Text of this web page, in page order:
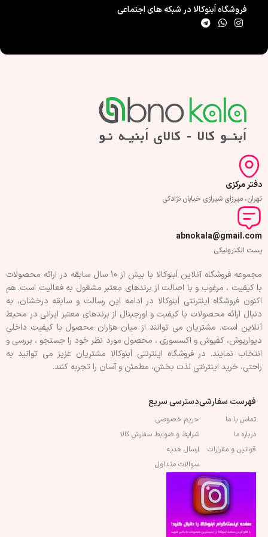
نوع اجرا : پشت چسبدار
نوع اجرا : پشت چسبدارفروشگاه اَبنوکالا در شبکه های اجتماعی
دفتر مرکزی
تهران، میرزای شیرازی خیابان نژادکی
abnokala@gmail.com
پست الکترونیکی
مجموعه فروشگاه آنلاین اَبنوکالا با بیش از 10 سال سابقه در ارائه محصولات
با کيفيت ، مرغوب و با اصالت از برندهای معتبر مشغول به فعاليت است. هم
اکنون فروشگاه اینترنتی اَبنوکالا در ادامه اين رسالت و سابقه درخشان، به
دنبال ارائه محصولات با کيفيت و اورجينال از برندهای معتبر ايرانی در محيط
آنلاين است. مشتريان می توانند از ميان هزاران محصول با کيفيت داخلی
دیوارپوش، کفپوش و اکسسوری ، محصول مورد نظر خود را جستجو ، بررسی و
انتخاب نمايند. در فروشگاه اینترنتی اَبنوکالا مشتريان عزیز می توانيد به
راحتی، خرید اینترنتی لذت بخش، مطمئن و آسان را تجربه کنند.
فهرست سفارشی
تماس با ما
درباره ما
قوانین و مقرارات
دسترسی سریع
حریم خصوصی
شرایط و ضوابط سفارش کالا
ارسال هدیه
سوالات متداول